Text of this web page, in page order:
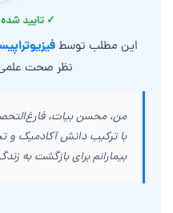
✓ تایید
این مطلب توسط
نظر صحت
من، محسن بیات،
با ترکیب دانش آکادمیک و
بیمارانم برای بازگشت به